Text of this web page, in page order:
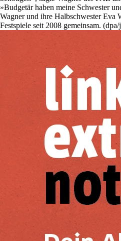
»Budgetär haben meine Schwester
Wagner und ihre Halbschwester Eva
Festspiele seit 2008 gemeinsam.